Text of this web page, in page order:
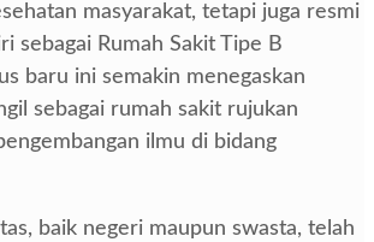
masyarakat, tetapi juga resmi
sebagai Rumah Sakit Tipe B
baru ini semakin menegaskan
sebagai rumah sakit rujukan
ilmu di bidang
baik negeri maupun swasta, telah